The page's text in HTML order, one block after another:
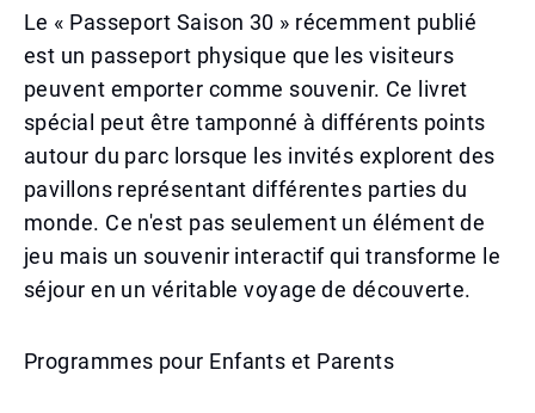
Le « Passeport Saison 30 » récemment publié
est un passeport physique que les visiteurs
peuvent emporter comme souvenir. Ce livret
spécial peut être tamponné à différents points
autour du parc lorsque les invités explorent des
pavillons représentant différentes parties du
monde. Ce n'est pas seulement un élément de
jeu mais un souvenir interactif qui transforme le
séjour en un véritable voyage de découverte.
Programmes pour Enfants et Parents